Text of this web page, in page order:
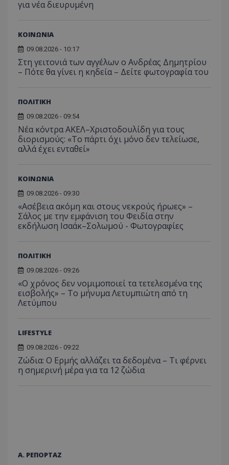
για νέα διευρυμένη
ΚΟΙΝΩΝΙΑ
09.08.2026 - 10:17
Στη γειτονιά των αγγέλων ο Ανδρέας Δημητρίου
– Πότε θα γίνει η κηδεία – Δείτε φωτογραφία του
ΠΟΛΙΤΙΚΗ
09.08.2026 - 09:54
Νέα κόντρα ΑΚΕΛ–Χριστοδουλίδη για τους
διορισμούς: «Το πάρτι όχι μόνο δεν τελείωσε,
αλλά έχει ενταθεί»
ΚΟΙΝΩΝΙΑ
09.08.2026 - 09:30
«Ασέβεια ακόμη και στους νεκρούς ήρωες» –
Σάλος με την εμφάνιση του Φειδία στην
εκδήλωση Ισαάκ–Σολωμού - Φωτογραφίες
ΠΟΛΙΤΙΚΗ
09.08.2026 - 09:26
«Ο χρόνος δεν νομιμοποιεί τα τετελεσμένα της
εισβολής» – Το μήνυμα Λετυμπιώτη από τη
Λετύμπου
LIFESTYLE
09.08.2026 - 09:22
Ζώδια: Ο Ερμής αλλάζει τα δεδομένα – Τι φέρνει
η σημερινή μέρα για τα 12 ζώδια
Α. ΡΕΠΟΡΤΑΖ